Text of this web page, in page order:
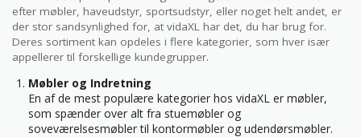
efter møbler, haveudstyr, sportsudstyr, eller noget helt andet, er
der stor sandsynlighed for, at vidaXL har det, du har brug for.
Deres sortiment kan opdeles i flere kategorier, som hver især
appellerer til forskellige kundegrupper.
Møbler og Indretning
En af de mest populære kategorier hos vidaXL er møbler,
som spænder over alt fra stuemøbler og
soveværelsesmøbler til kontormøbler og udendørsmøbler.